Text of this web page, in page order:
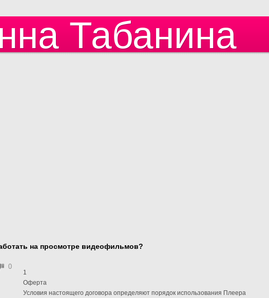
Табанина
на просмотре видеофильмов?
1
Оферта
Условия настоящего договора определяют порядок использования Плеера
0